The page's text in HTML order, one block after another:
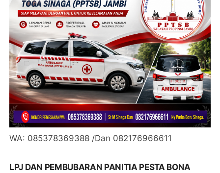
WA: 085378369388 /Dan 082176966611
LPJ DAN PEMBUBARAN PANITIA PESTA BONA